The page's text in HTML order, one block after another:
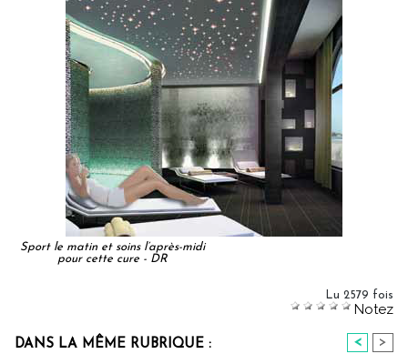
Sport le matin et soins l’après-midi
pour cette cure - DR
Lu 2579 fois
Notez
DANS LA MÊME RUBRIQUE : < >